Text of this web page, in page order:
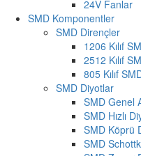
24V Fanlar
SMD Komponentler
SMD Dirençler
1206 Kılıf
2512 Kılıf
805 Kılıf
SMD Diyotlar
SMD Genel
SMD Hızlı
SMD Köprü
SMD